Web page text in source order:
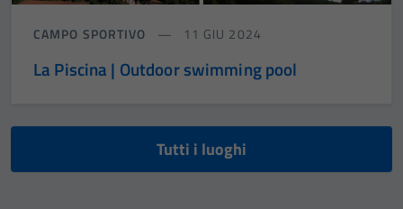
CAMPO SPORTIVO 11 GIU 2024
La Piscina | Outdoor swimming pool
Tutti i luoghi